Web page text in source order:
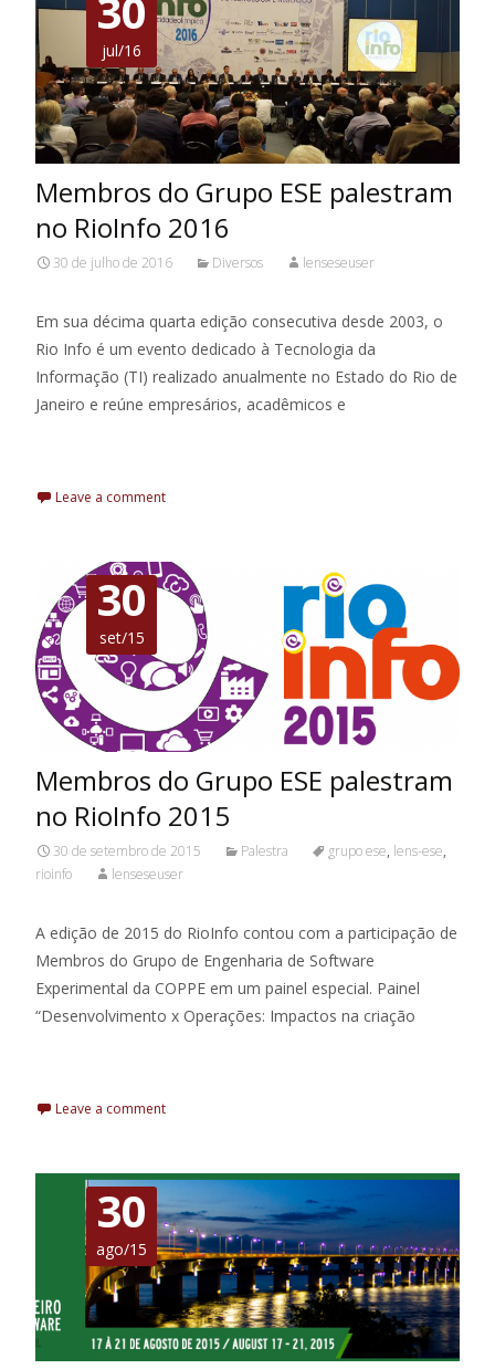
jul/16
Membros do Grupo ESE palestram
no RioInfo 2016
30 de julho de 2016 Diversos lenseseuser
Em sua décima quarta edição consecutiva desde 2003, o
Rio Info é um evento dedicado à Tecnologia da
Informação (TI) realizado anualmente no Estado do Rio de
Janeiro e reúne empresários, acadêmicos e
Leave a comment
30
set/15
Membros do Grupo ESE palestram
no RioInfo 2015
30 de setembro de 2015 Palestra grupo ese, lens-ese,
rioinfo
lenseseuser
A edição de 2015 do RioInfo contou com a participação de
Membros do Grupo de Engenharia de Software
Experimental da COPPE em um painel especial. Painel
“Desenvolvimento x Operações: Impactos na criação
Leave a comment
30
ago/15